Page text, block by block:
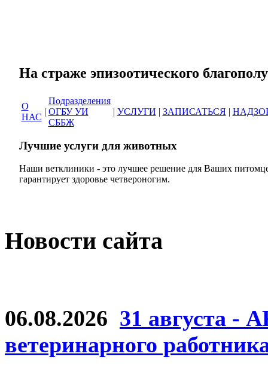
На страже
О
НАС
|
Подразделения
ОГБУ УИ
СББЖ
| УСЛУГИ | ЗАПИСАТЬСЯ |
Лучшие услуги для животных
Наши ветклиники - это лучшее решение для Ваших
гарантирует здоровье четвероногим.
Новости сайта
06.08.2026 31 августа -
ветеринарного